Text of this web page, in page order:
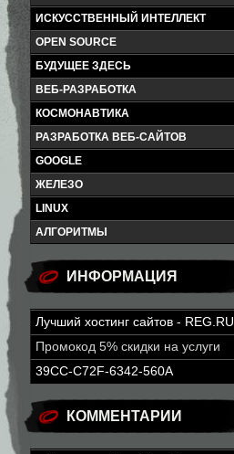
ИСКУССТВЕННЫЙ ИНТЕЛЛЕКТ
OPEN SOURCE
БУДУЩЕЕ ЗДЕСЬ
ВЕБ-РАЗРАБОТКА
КОСМОНАВТИКА
РАЗРАБОТКА ВЕБ-САЙТОВ
GOOGLE
ЖЕЛЕЗО
LINUX
АЛГОРИТМЫ
ИНФОРМАЦИЯ
Лучший хостинг сайтов - REG.RU
Промокод 5% скидки на услуги
39CC-C72F-6342-560A
КОММЕНТАРИИ